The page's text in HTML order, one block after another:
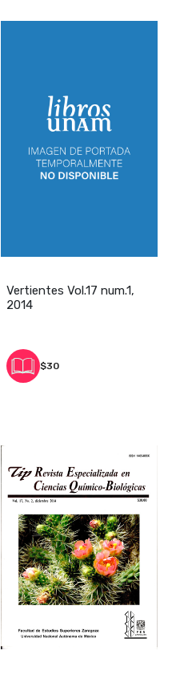
Vertientes Vol.17 num.1,
2014
$30